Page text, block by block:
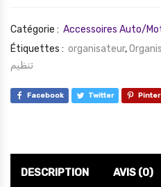
Catégorie : Accessoires Auto/
Étiquettes : organisateur,
تنظيم
Facebook Twitter
DESCRIPTION AVIS (0)